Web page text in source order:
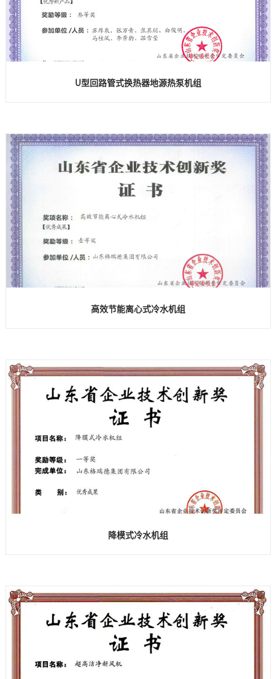
U型回路管式换热器地源热泵机组
高效节能离心式冷水机组
降模式冷水机组